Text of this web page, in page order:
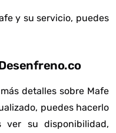
y su servicio, puedes
detalles sobre Mafe
puedes hacerlo
ver su disponibilidad,